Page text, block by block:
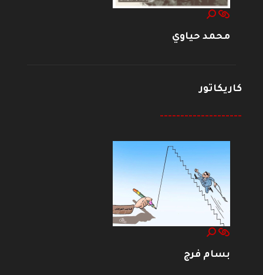
محمد حياوي
كاريكاتور
--------------------
بسام فرج